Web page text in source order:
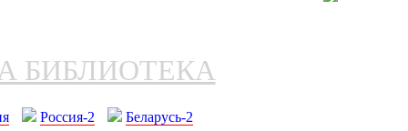
БИБЛИОТЕКА
Россия-2 Беларусь-2